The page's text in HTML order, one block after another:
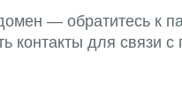
— обратитесь к
контакты для связи